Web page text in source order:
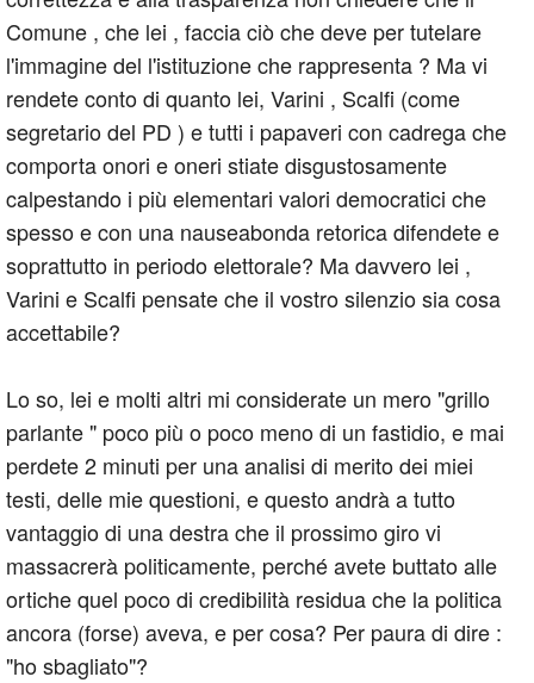
Comune , che lei , faccia ciò che deve per tutelare
l'immagine del l'istituzione che rappresenta ? Ma vi
rendete conto di quanto lei, Varini , Scalfi (come
segretario del PD ) e tutti i papaveri con cadrega che
comporta onori e oneri stiate disgustosamente
calpestando i più elementari valori democratici che
spesso e con una nauseabonda retorica difendete e
soprattutto in periodo elettorale? Ma davvero lei ,
Varini e Scalfi pensate che il vostro silenzio sia cosa
accettabile?
Lo so, lei e molti altri mi considerate un mero "grillo
parlante " poco più o poco meno di un fastidio, e mai
perdete 2 minuti per una analisi di merito dei miei
testi, delle mie questioni, e questo andrà a tutto
vantaggio di una destra che il prossimo giro vi
massacrerà politicamente, perché avete buttato alle
ortiche quel poco di credibilità residua che la politica
ancora (forse) aveva, e per cosa? Per paura di dire :
"ho sbagliato"?